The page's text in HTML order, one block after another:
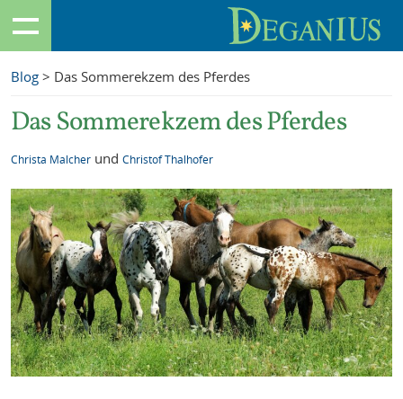
Blog > Das Sommerekzem des Pferdes
Das Sommerekzem des Pferdes
Christa Malcher undChristof Thalhofer